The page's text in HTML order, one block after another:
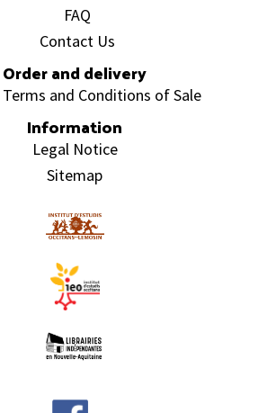
FAQ
Contact Us
Order and delivery
Terms and Conditions of Sale
Information
Legal Notice
Sitemap